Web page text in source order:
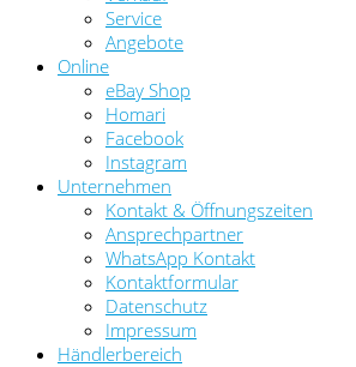
Service
Angebote
Online
eBay Shop
Homari
Facebook
Instagram
Unternehmen
Kontakt & Öffnungszeiten
Ansprechpartner
WhatsApp Kontakt
Kontaktformular
Datenschutz
Impressum
Händlerbereich